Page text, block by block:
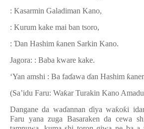
: Kasarmin Galadiman Kano,
: Kurum kake mai ban tsoro,
: Ɗan Hashim ƙanen Sarkin Kano.
Jagora: : Baba kware kake.
‘Yan amshi : Ba faɗawa ɗan Hashim ƙ
(Sa’idu Faru: Waƙar Turakin Kano
Dangane da waɗannanɗiya waƙoƙi
Faru yana zuga Basaraken da cewa